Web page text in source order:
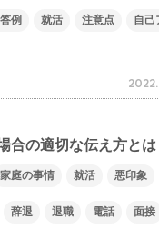
例 就活 注意点 自己
合の適切な伝え方とは
家庭の事情 就活 悪印象
辞退 退職 電話 面接